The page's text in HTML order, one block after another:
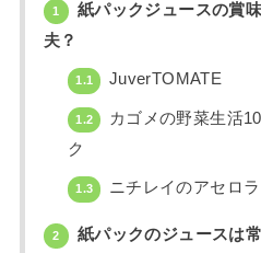
1
紙パックジュースの賞
夫？
1.1 JuverTOMATE
1.2
カゴメの野菜生活
ク
1.3 ニチレイのアセロ
2 紙パックのジュースは